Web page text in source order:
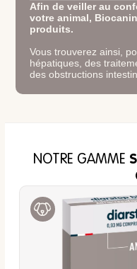
Afin de veiller au
votre animal,
produits.
Vous trouverez ainsi,
hépatiques, des
des obstructions
NOTRE GAMME